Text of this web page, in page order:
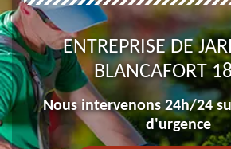
ENTREPRISE DE
BLANCAFORT
Nous intervenons 24h/24
d'urgence